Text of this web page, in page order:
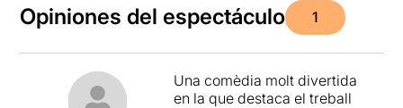
Opiniones del espectáculo 1
Una comèdia molt divertida
en la que destaca el treball